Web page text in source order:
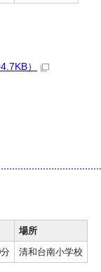
）
場所
清和台南小学校